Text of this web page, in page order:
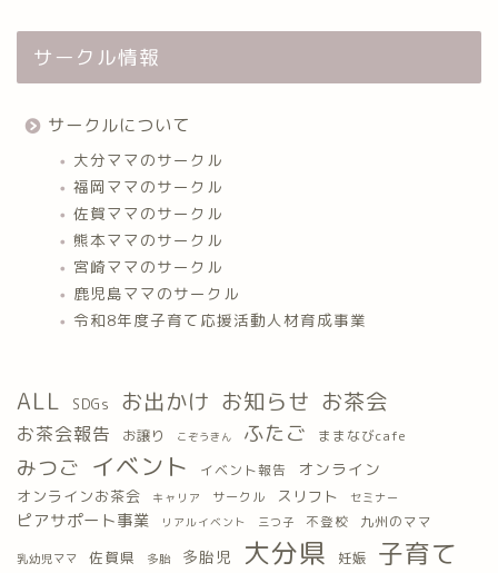
サークル情報
サークルについて
大分ママのサークル
福岡ママのサークル
佐賀ママのサークル
熊本ママのサークル
宮崎ママのサークル
鹿児島ママのサークル
令和8年度子育て応援活動人材育成事業
ALL SDGs お出かけ お知らせ お茶会
お茶会報告 お譲り こぞうきん ふたご ままなびcafe
みつご イベント イベント報告 オンライン
オンラインお茶会 キャリア サークル スリフト セミナー
ピアサポート事業 リアルイベント 三つ子 不登校 九州のママ
乳幼児ママ 佐賀県 多胎 多胎児 大分県 妊娠 子育て